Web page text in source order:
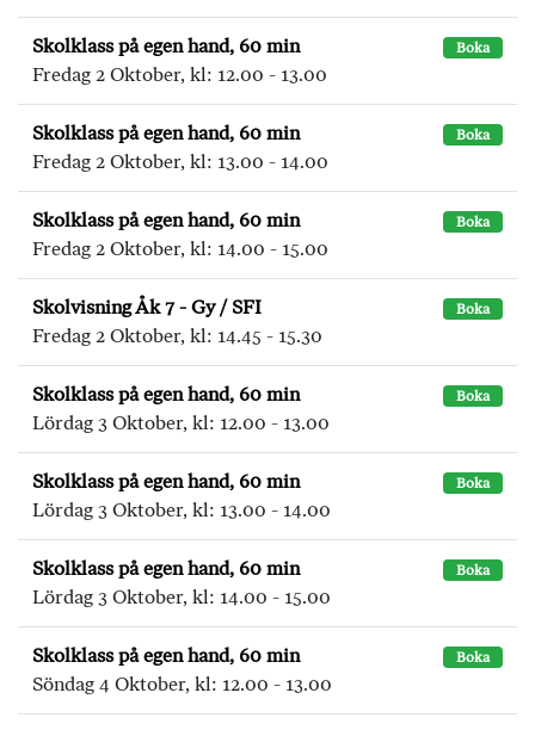
Skolklass på egen hand, 60 min Boka
Fredag 2 Oktober, kl: 12.00 - 13.00
Skolklass på egen hand, 60 min Boka
Fredag 2 Oktober, kl: 13.00 - 14.00
Skolklass på egen hand, 60 min Boka
Fredag 2 Oktober, kl: 14.00 - 15.00
Skolvisning Åk 7 - Gy / SFI Boka
Fredag 2 Oktober, kl: 14.45 - 15.30
Skolklass på egen hand, 60 min Boka
Lördag 3 Oktober, kl: 12.00 - 13.00
Skolklass på egen hand, 60 min Boka
Lördag 3 Oktober, kl: 13.00 - 14.00
Skolklass på egen hand, 60 min Boka
Lördag 3 Oktober, kl: 14.00 - 15.00
Skolklass på egen hand, 60 min Boka
Söndag 4 Oktober, kl: 12.00 - 13.00